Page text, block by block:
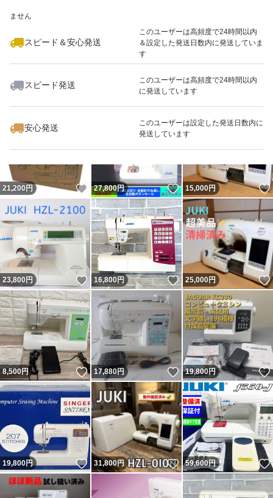
ません
スピード＆安心発送
このユーザーは高頻度で24時間以内
＆設定した発送日数内に発送していま
す
スピード発送
このユーザーは高頻度で24時間以内
に発送しています
安心発送
このユーザーは設定した発送日数内に
発送しています
いいね！
26,300
21,200 円 いいね！
27,800円 いいね！
15,000円
23,800円 いいね！
16,800円 いいね！
25,000円
8,500円 いいね！
17,880円 いいね！
19,800円
19,800円 いいね！
31,800円 いいね！
59,600円